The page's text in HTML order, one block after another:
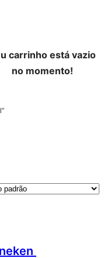
carrinho está vazio
no momento!